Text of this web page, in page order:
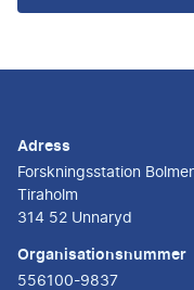
Adress
Forskningsstation
Tiraholm
314 52 Unnaryd
Organisationsnummer
556100-9837